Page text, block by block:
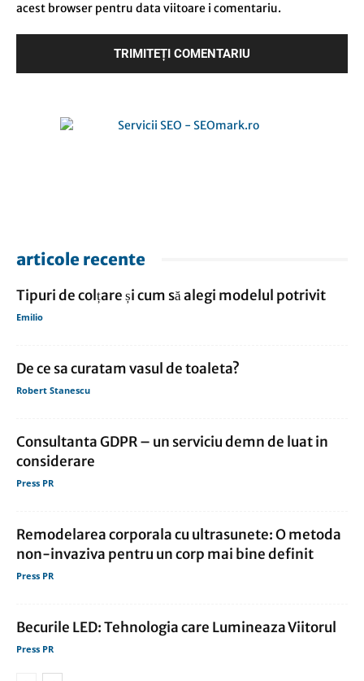
acest browser pentru data viitoare i comentariu.
articole recente
Tipuri de colțare și cum să alegi modelul potrivit
Emilio
De ce sa curatam vasul de toaleta?
Robert Stanescu
Consultanta GDPR – un serviciu demn de luat in
considerare
Press PR
Remodelarea corporala cu ultrasunete: O metoda
non-invaziva pentru un corp mai bine definit
Press PR
Becurile LED: Tehnologia care Lumineaza Viitorul
Press PR